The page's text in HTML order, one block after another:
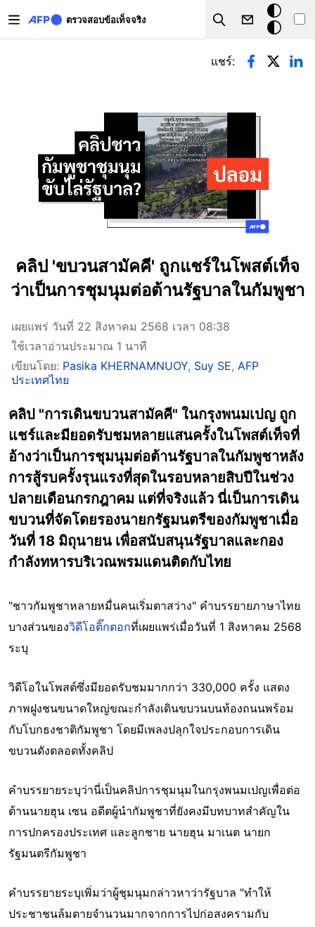
ตรวจสอบข้อเท็จจริง
Search
โหมด
มืด
Primary tabs
แชร์:
คลิป 'ขบวนสามัคคี' ถูกแชร์ในโพสต์เท็จ
ว่าเป็นการชุมนุมต่อต้านรัฐบาลในกัมพูชา
เผยแพร่ วันที่ 22 สิงหาคม 2568 เวลา 08:38
ใช้เวลาอ่านประมาณ 1 นาที
เขียนโดย: Pasika KHERNAMNUOY, Suy SE, AFP
ประเทศไทย
คลิป "การเดินขบวนสามัคคี" ในกรุงพนมเปญ ถูก
แชร์และมียอดรับชมหลายแสนครั้งในโพสต์เท็จที่
อ้างว่าเป็นการชุมนุมต่อต้านรัฐบาลในกัมพูชาหลัง
การสู้รบครั้งรุนแรงที่สุดในรอบหลายสิบปีในช่วง
ปลายเดือนกรกฎาคม แต่ที่จริงแล้ว นี่เป็นการเดิน
ขบวนที่จัดโดยรองนายกรัฐมนตรีของกัมพูชาเมื่อ
วันที่ 18 มิถุนายน เพื่อสนับสนุนรัฐบาลและกอง
กำลังทหารบริเวณพรมแดนติดกับไทย
"ชาวกัมพูชาหลายหมื่นคนเริ่มตาสว่าง" คำบรรยายภาษาไทย
บางส่วนของวิดีโอติ๊กตอกที่เผยแพร่เมื่อวันที่ 1 สิงหาคม 2568
ระบุ
วิดีโอในโพสต์ซึ่งมียอดรับชมมากกว่า 330,000 ครั้ง แสดง
ภาพฝูงชนขนาดใหญ่ขณะกำลังเดินขบวนบนท้องถนนพร้อม
กับโบกธงชาติกัมพูชา โดยมีเพลงปลุกใจประกอบการเดิน
ขบวนดังตลอดทั้งคลิป
คำบรรยายระบุว่านี่เป็นคลิปการชุมนุมในกรุงพนมเปญเพื่อต่อ
ต้านนายฮุน เซน อดีตผู้นำกัมพูชาที่ยังคงมีบทบาทสำคัญใน
การปกครองประเทศ และลูกชาย นายฮุน มาเนต นายก
รัฐมนตรีกัมพูชา
คำบรรยายระบุเพิ่มว่าผู้ชุมนุมกล่าวหาว่ารัฐบาล "ทำให้
ประชาชนล้มตายจำนวนมากจากการไปก่อสงครามกับ